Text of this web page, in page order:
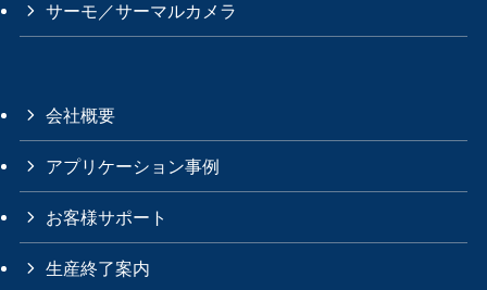
サーモ／サーマルカメラ
会社概要
アプリケーション事例
お客様サポート
生産終了案内